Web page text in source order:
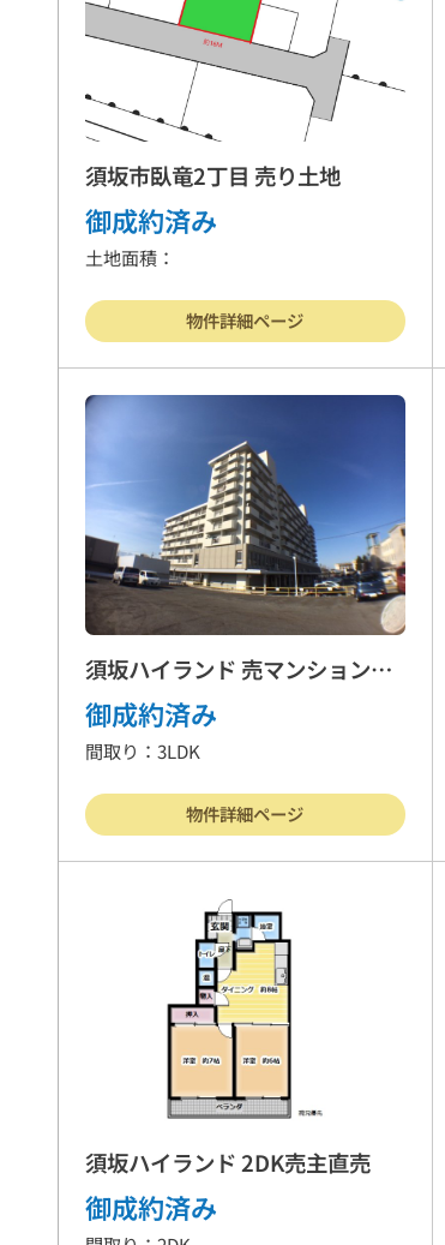
須坂市臥竜2丁目 売り土地
御成約済み
土地面積：
物件詳細ページ
須坂ハイランド 売マンション
3LDK
御成約済み
間取り：3LDK
物件詳細ページ
須坂ハイランド 2DK売主直売
御成約済み
戸建住宅
物件を売る